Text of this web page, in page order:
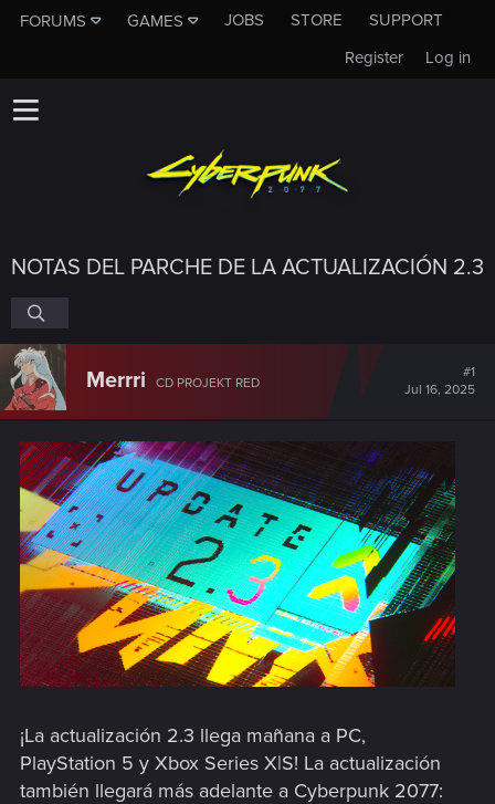
FORUMS GAMES JOBS STORE
SUPPORT
Log in
Register
NOTAS DEL PARCHE DE LA ACTUALIZACIÓN 2.3
Merrri CD PROJEKT RED
#1
Jul 16, 2025
¡La actualización 2.3 llega mañana a PC,
PlayStation 5 y Xbox Series X|S! La actualización
también llegará más adelante a Cyberpunk 2077: